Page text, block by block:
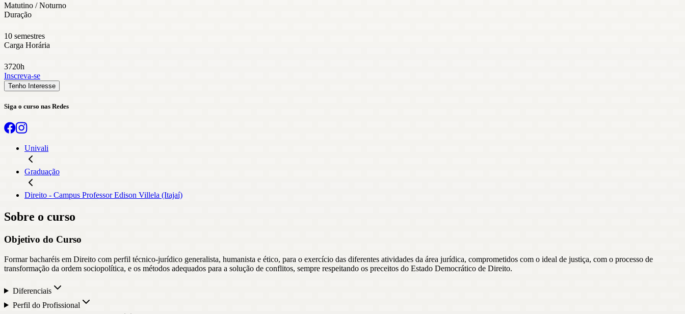
Matutino / Noturno
Duração
10 semestres
Carga Horária
3720h
Inscreva-se
Tenho Interesse
Siga o curso nas Redes
Univali
Graduação
Direito - Campus Professor Edison Villela (Itajaí)
Sobre o curso
Objetivo do Curso
Formar bacharéis em Direito com perfil técnico-jurídico generalista, humanista e ético, para o exercício das diferentes atividades da área jurídica, comprometidos com o ideal de justiça, com o processo de
transformação da ordem sociopolítica, e os métodos adequados para a solução de conflitos, sempre respeitando os preceitos do Estado Democrático de Direito.
Diferenciais
Perfil do Profissional